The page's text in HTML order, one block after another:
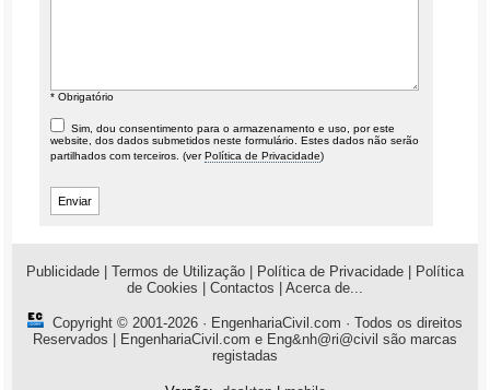
* Obrigatório
Sim, dou consentimento para o armazenamento e uso, por este
website, dos dados submetidos neste formulário. Estes dados não serão
partilhados com terceiros. (verPolítica de Privacidade)
Publicidade Termos de Utilização Política de Privacidade
Política
de Cookies
Contactos Acerca de...
Copyright © 2001-2026 · EngenhariaCivil.com · Todos os direitos
Reservados | EngenhariaCivil.com e Eng&nh@ri@civil são marcas
registadas